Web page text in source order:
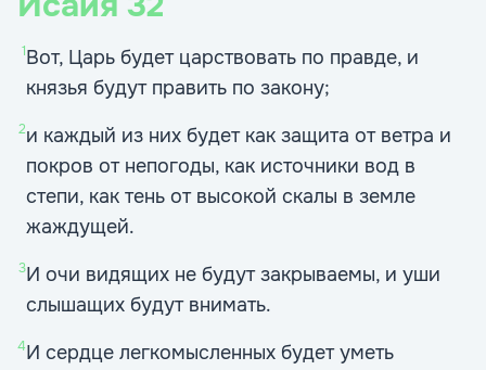
1Вот, Царь будет царствовать по правде, и
князья будут править по закону;
2и каждый из них будет как защита от ветра и
покров от непогоды, как источники вод в
степи, как тень от высокой скалы в земле
жаждущей.
3И очи видящих не будут закрываемы, и уши
слышащих будут внимать.
4И сердце легкомысленных будет уметь